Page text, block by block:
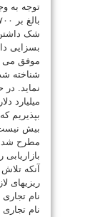
شک
بسزایی
موفق می
شناخته
میلیارد
بپذیریم
بیش
مطرح
آنکه
ریزیهای
نام
نام